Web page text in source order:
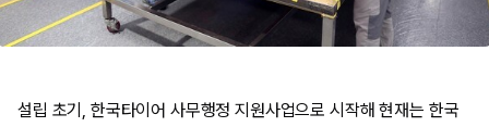
설립 초기, 한국타이어 사무행정 지원사업으로 시작해 현재는 한국